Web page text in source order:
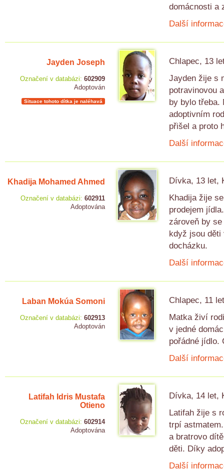
domácnosti a
Další
Jayden Joseph
Označení v databázi: 602909
Adoptován
Situace tohoto dítka je naléhavá
Chlapec, 13
Jayden žije s
potravinovou
by bylo třeba.
adoptivním
přišel a proto
Další
Khadija Mohamed Ahmed
Označení v databázi: 602911
Adoptována
Dívka, 13 let,
Khadija žije
prodejem
zároveň by
když jsou děti
docházku.
Další
Laban Mokúa Somoni
Označení v databázi: 602913
Adoptován
Chlapec, 11
Matka živí
v jedné
pořádné jídlo.
Další
Latifah Idris Mustafa
Otieno
Označení v databázi: 602914
Adoptována
Dívka, 14 let,
Latifah žije s
trpí
a bratrovo
děti. Díky
Další